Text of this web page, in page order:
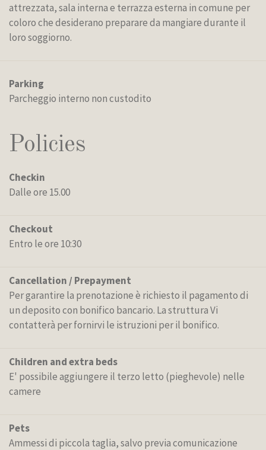
attrezzata, sala interna e terrazza esterna in comune per
coloro che desiderano preparare da mangiare durante il
loro soggiorno.
Parking
Parcheggio interno non custodito
Policies
Checkin
Dalle ore 15.00
Checkout
Entro le ore 10:30
Cancellation / Prepayment
Per garantire la prenotazione è richiesto il pagamento di
un deposito con bonifico bancario. La struttura Vi
contatterà per fornirvi le istruzioni per il bonifico.
Children and extra beds
E' possibile aggiungere il terzo letto (pieghevole) nelle
camere
Pets
Ammessi di piccola taglia, salvo previa comunicazione